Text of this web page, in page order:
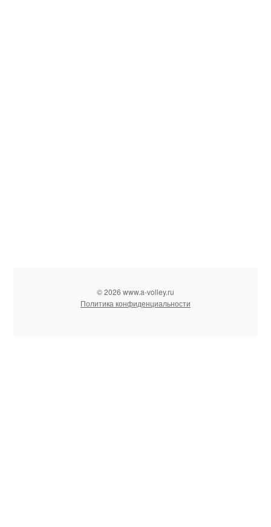
© 2026 www.a-volley.ru
Политика конфиденциальности